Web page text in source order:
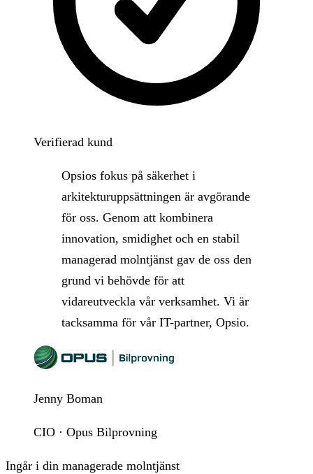
Verifierad kund
Opsios fokus på säkerhet i
arkitekturuppsättningen är avgörande
för oss. Genom att kombinera
innovation, smidighet och en stabil
managerad molntjänst gav de oss den
grund vi behövde för att
vidareutveckla vår verksamhet. Vi är
tacksamma för vår IT-partner, Opsio.
Jenny Boman
CIO · Opus Bilprovning
Ingår i din managerade molntjänst